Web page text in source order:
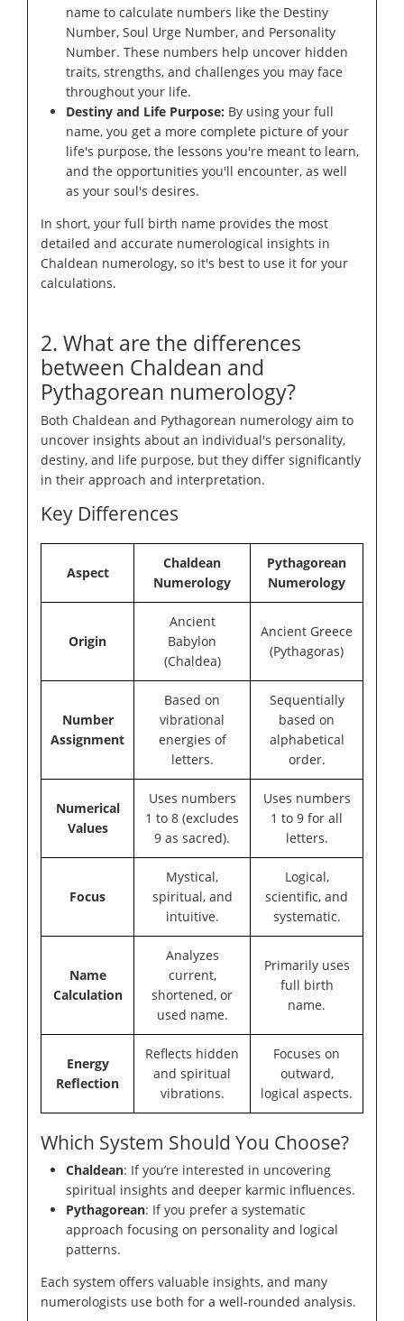
name to calculate numbers like the Destiny
Number, Soul Urge Number, and Personality
Number. These numbers help uncover hidden
traits, strengths, and challenges you may face
throughout your life.
Destiny and Life Purpose: By using your full
name, you get a more complete picture of your
life's purpose, the lessons you're meant to learn,
and the opportunities you'll encounter, as well
as your soul's desires.
In short, your full birth name provides the most
detailed and accurate numerological insights in
Chaldean numerology, so it's best to use it for your
calculations.
2. What are the differences
between Chaldean and
Pythagorean numerology?
Both Chaldean and Pythagorean numerology aim to
uncover insights about an individual's personality,
destiny, and life purpose, but they differ significantly
in their approach and interpretation.
Key Differences
Aspect
Chaldean
Numerology
Pythagorean
Numerology
Origin
Ancient
Babylon
(Chaldea)
Ancient Greece
(Pythagoras)
Number
Assignment
Based on
vibrational
energies of
letters.
Sequentially
based on
alphabetical
order.
Numerical
Values
Uses numbers
1 to 8 (excludes
9 as sacred).
Uses numbers
1 to 9 for all
letters.
Focus
Mystical,
spiritual, and
intuitive.
Logical,
scientific, and
systematic.
Name
Calculation
Analyzes
current,
shortened, or
used name.
Primarily uses
full birth
name.
Energy
Reflection
Reflects hidden
and spiritual
vibrations.
Focuses on
outward,
logical aspects.
Which System Should You Choose?
Chaldean: If you’re interested in uncovering
spiritual insights and deeper karmic influences.
Pythagorean: If you prefer a systematic
approach focusing on personality and logical
patterns.
Each system offers valuable insights, and many
numerologists use both for a well-rounded analysis.